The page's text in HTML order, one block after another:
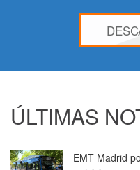
ÚLTIMAS
EMT Madrid